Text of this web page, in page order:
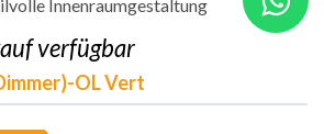
Innenraumgestaltung
verfügbar
OL Vert